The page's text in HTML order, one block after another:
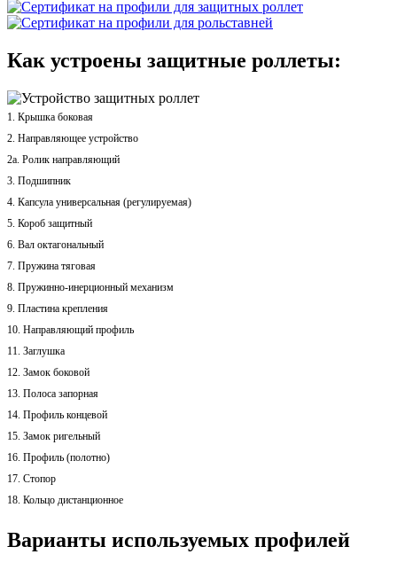
Как устроены защитные роллеты:
1. Крышка боковая
2. Направляющее устройство
2а. Ролик направляющий
3. Подшипник
4. Капсула универсальная (регулируемая)
5. Короб защитный
6. Вал октагональный
7. Пружина тяговая
8. Пружинно-инерционный механизм
9. Пластина крепления
10. Направляющий профиль
11. Заглушка
12. Замок боковой
13. Полоса запорная
14. Профиль концевой
15. Замок ригельный
16. Профиль (полотно)
17. Стопор
18. Кольцо дистанционное
Варианты используемых профилей